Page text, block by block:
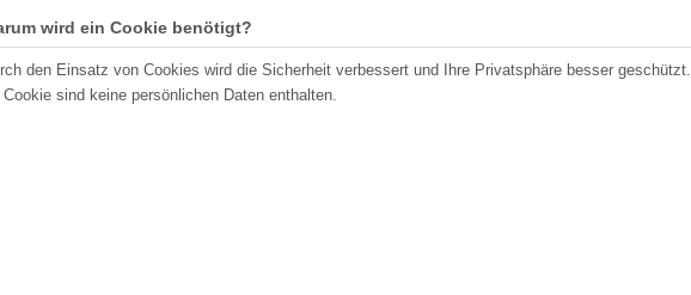
wird ein Cookie benötigt?
den Einsatz von Cookies wird die Sicherheit verbessert und Ihre Privatsphäre besser geschützt.
Cookie sind keine persönlichen Daten enthalten.